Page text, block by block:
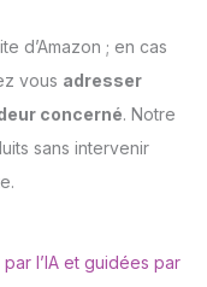
d’Amazon ; en cas
vous adresser
concerné. Notre
sans intervenir
l’IA et guidées par